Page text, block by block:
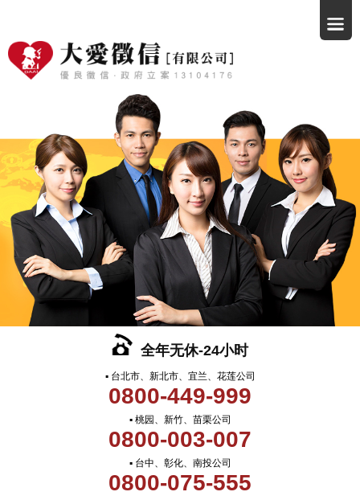
全年无休-24小时
▪ 台北市、新北市、宜兰、花莲公司
0800-449-999
▪ 桃园、新竹、苗栗公司
0800-003-007
▪ 台中、彰化、南投公司
0800-075-555